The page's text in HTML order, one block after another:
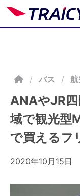
/ バス
ANAやJR
域で観光型
で買えるフ
2020年10月15日